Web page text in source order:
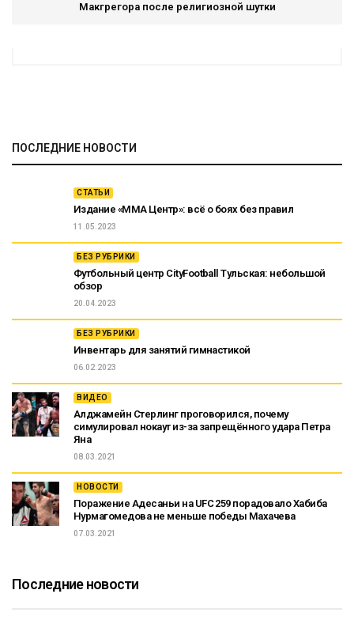
Макгрегора после религиозной шутки
ПОСЛЕДНИЕ НОВОСТИ
СТАТЬИ
Издание «ММА Центр»: всё о боях без правил
11.05.2023
БЕЗ РУБРИКИ
Футбольный центр CityFootball Тульская: небольшой
обзор
20.04.2023
БЕЗ РУБРИКИ
Инвентарь для занятий гимнастикой
06.02.2023
ВИДЕО
Алджамейн Стерлинг проговорился, почему
симулировал нокаут из-за запрещённого удара Петра
Яна
08.03.2021
НОВОСТИ
Поражение Адесаньи на UFC 259 порадовало Хабиба
Нурмагомедова не меньше победы Махачева
07.03.2021
Последние новости